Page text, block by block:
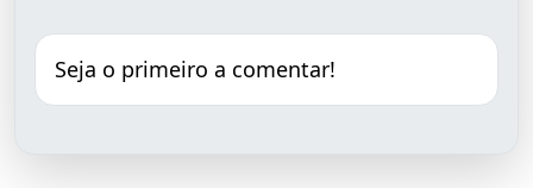
Seja o primeiro a comentar!